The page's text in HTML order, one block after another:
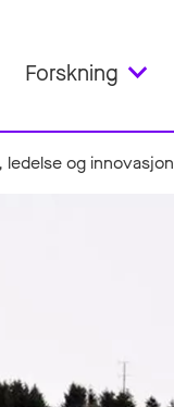
Forskning
ledelse og innovasjon